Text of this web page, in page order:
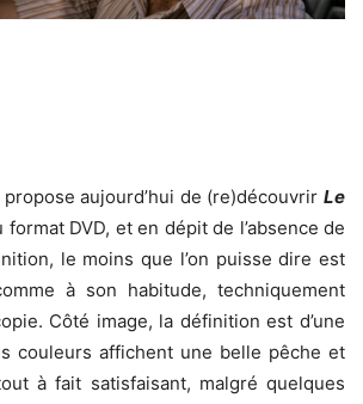
aujourd’hui de (re)découvrir Le
format DVD, et en dépit de l’absence de
le moins que l’on puisse dire est
à son habitude, techniquement
Côté image, la définition est d’une
couleurs affichent une belle pêche et
à fait satisfaisant, malgré quelques